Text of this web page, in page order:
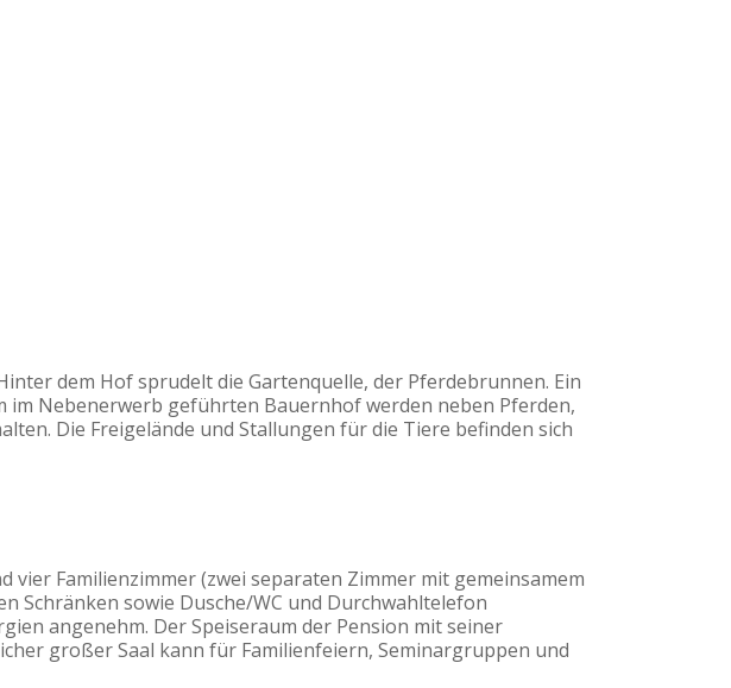
dem Hof sprudelt die Gartenquelle, der Pferdebrunnen. Ein
Nebenerwerb geführten Bauernhof werden neben Pferden,
Die Freigelände und Stallungen für die Tiere befinden sich
Familienzimmer (zwei separaten Zimmer mit gemeinsamem
Schränken sowie Dusche/WC und Durchwahltelefon
angenehm. Der Speiseraum der Pension mit seiner
großer Saal kann für Familienfeiern, Seminargruppen und